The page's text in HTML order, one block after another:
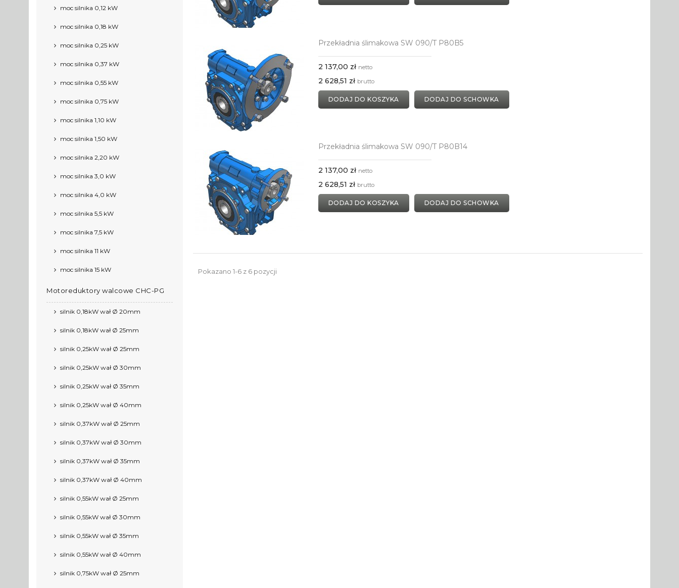
moc silnika 0,12 kW
moc silnika 0,18 kW
moc silnika 0,25 kW
moc silnika 0,37 kW
moc silnika 0,55 kW
moc silnika 0,75 kW
moc silnika 1,10 kW
moc silnika 1,50 kW
moc silnika 2,20 kW
moc silnika 3,0 kW
moc silnika 4,0 kW
moc silnika 5,5 kW
moc silnika 7,5 kW
moc silnika 11 kW
moc silnika 15 kW
Motoreduktory walcowe CHC-PG
silnik 0,18kW wał Ø 20mm
silnik 0,18kW wał Ø 25mm
silnik 0,25kW wał Ø 25mm
silnik 0,25kW wał Ø 30mm
silnik 0,25kW wał Ø 35mm
silnik 0,25kW wał Ø 40mm
silnik 0,37kW wał Ø 25mm
silnik 0,37kW wał Ø 30mm
silnik 0,37kW wał Ø 35mm
silnik 0,37kW wał Ø 40mm
silnik 0,55kW wał Ø 25mm
silnik 0,55kW wał Ø 30mm
silnik 0,55kW wał Ø 35mm
silnik 0,55kW wał Ø 40mm
silnik 0,75kW wał Ø 25mm
Przekładnia ślimakowa SW 090/T P80B5
2 137,00 zł netto
2 628,51 zł brutto
DODAJ DO KOSZYKA DODAJ DO SCHOWKA
Przekładnia ślimakowa SW 090/T P80B14
2 137,00 zł netto
2 628,51 zł brutto
DODAJ DO KOSZYKA DODAJ DO SCHOWKA
Pokazano 1-6 z 6 pozycji